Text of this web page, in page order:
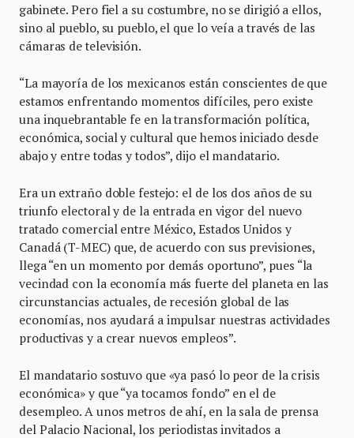
gabinete. Pero fiel a su costumbre, no se dirigió a ellos,
sino al pueblo, su pueblo, el que lo veía a través de las
cámaras de televisión.
“La mayoría de los mexicanos están conscientes de que
estamos enfrentando momentos difíciles, pero existe
una inquebrantable fe en la transformación política,
económica, social y cultural que hemos iniciado desde
abajo y entre todas y todos”, dijo el mandatario.
Era un extraño doble festejo: el de los dos años de su
triunfo electoral y de la entrada en vigor del nuevo
tratado comercial entre México, Estados Unidos y
Canadá (T-MEC) que, de acuerdo con sus previsiones,
llega “en un momento por demás oportuno”, pues “la
vecindad con la economía más fuerte del planeta en las
circunstancias actuales, de recesión global de las
economías, nos ayudará a impulsar nuestras actividades
productivas y a crear nuevos empleos”.
El mandatario sostuvo que «ya pasó lo peor de la crisis
económica» y que “ya tocamos fondo” en el de
desempleo. A unos metros de ahí, en la sala de prensa
del Palacio Nacional, los periodistas invitados a